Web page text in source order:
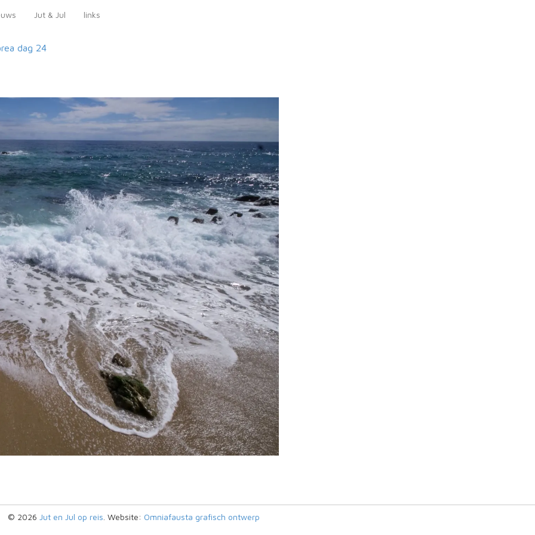
Jut & Jul links
dag 24
© 2026 Jut en Jul op reis . Website: Omniafausta grafisch ontwerp